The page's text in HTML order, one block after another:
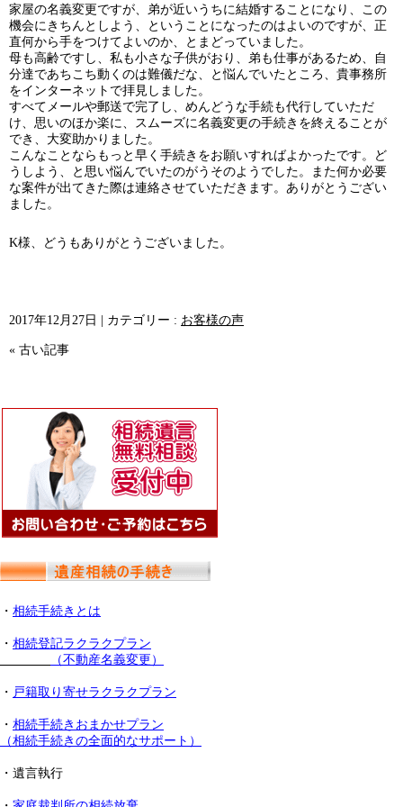
家屋の名義変更ですが、弟が近いうちに結婚することになり、この
機会にきちんとしよう、ということになったのはよいのですが、正
直何から手をつけてよいのか、とまどっていました。
母も高齢ですし、私も小さな子供がおり、弟も仕事があるため、自
分達であちこち動くのは難儀だな、と悩んでいたところ、貴事務所
をインターネットで拝見しました。
すべてメールや郵送で完了し、めんどうな手続も代行していただ
け、思いのほか楽に、スムーズに名義変更の手続きを終えることが
でき、大変助かりました。
こんなことならもっと早く手続きをお願いすればよかったです。ど
うしよう、と思い悩んでいたのがうそのようでした。また何か必要
な案件が出てきた際は連絡させていただきます。ありがとうござい
ました。
K様、どうもありがとうございました。
2017年12月27日 カテゴリー : お客様の声
« 古い記事
・ 相続手続きとは
・ 相続登記ラクラクプラン
（不動産名義変更）
・ 戸籍取り寄せラクラクプラン
・ 相続手続きおまかせプラン
（相続手続きの全面的なサポート）
・遺言執行